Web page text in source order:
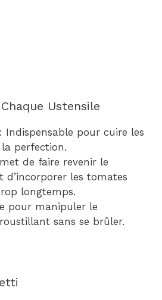
Ustensile
: Indispensable pour cuire les
perfection.
de faire revenir le
d’incorporer les tomates
longtemps.
pour manipuler le
sans se brûler.